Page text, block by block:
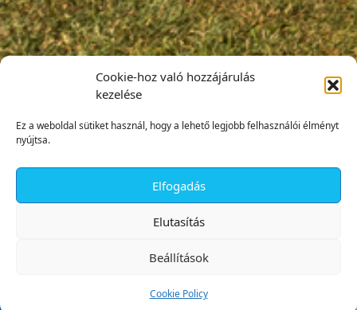
Cookie-hoz való hozzájárulás
kezelése
Ez a weboldal sütiket használ, hogy a lehető legjobb felhasználói élményt
nyújtsa.
Elfogadás
Elutasítás
Beállítások
Cookie Policy
✕